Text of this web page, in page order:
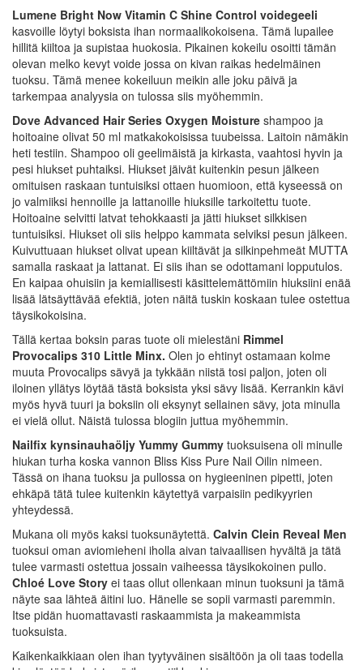
Lumene Bright Now Vitamin C Shine Control voidegeeli
kasvoille löytyi boksista ihan normaalikokoisena. Tämä lupailee
hillitä kiiltoa ja supistaa huokosia. Pikainen kokeilu osoitti tämän
olevan melko kevyt voide jossa on kivan raikas hedelmäinen
tuoksu. Tämä menee kokeiluun meikin alle joku päivä ja
tarkempaa analyysia on tulossa siis myöhemmin.
Dove Advanced Hair Series Oxygen Moisture shampoo ja
hoitoaine olivat 50 ml matkakokoisissa tuubeissa. Laitoin nämäkin
heti testiin. Shampoo oli geelimäistä ja kirkasta, vaahtosi hyvin ja
pesi hiukset puhtaiksi. Hiukset jäivät kuitenkin pesun jälkeen
omituisen raskaan tuntuisiksi ottaen huomioon, että kyseessä on
jo valmiiksi hennoille ja lattanoille hiuksille tarkoitettu tuote.
Hoitoaine selvitti latvat tehokkaasti ja jätti hiukset silkkisen
tuntuisiksi. Hiukset oli siis helppo kammata selviksi pesun jälkeen.
Kuivuttuaan hiukset olivat upean kiiltävät ja silkinpehmeät MUTTA
samalla raskaat ja lattanat. Ei siis ihan se odottamani lopputulos.
En kaipaa ohuisiin ja kemiallisesti käsittelemättömiin hiuksiini enää
lisää lätsäyttävää efektiä, joten näitä tuskin koskaan tulee ostettua
täysikokoisina.
Tällä kertaa boksin paras tuote oli mielestäni Rimmel
Provocalips 310 Little Minx. Olen jo ehtinyt ostamaan kolme
muuta Provocalips sävyä ja tykkään niistä tosi paljon, joten oli
iloinen yllätys löytää tästä boksista yksi sävy lisää. Kerrankin kävi
myös hyvä tuuri ja boksiin oli eksynyt sellainen sävy, jota minulla
ei vielä ollut. Näistä tulossa blogiin juttua myöhemmin.
Nailfix kynsinauhaöljy Yummy Gummy tuoksuisena oli minulle
hiukan turha koska vannon Bliss Kiss Pure Nail Oilin nimeen.
Tässä on ihana tuoksu ja pullossa on hygieeninen pipetti, joten
ehkäpä tätä tulee kuitenkin käytettyä varpaisiin pedikyyrien
yhteydessä.
Mukana oli myös kaksi tuoksunäytettä. Calvin Clein Reveal Men
tuoksui oman aviomieheni iholla aivan taivaallisen hyvältä ja tätä
tulee varmasti ostettua jossain vaiheessa täysikokoinen pullo.
Chloé Love Story ei taas ollut ollenkaan minun tuoksuni ja tämä
näyte saa lähteä äitini luo. Hänelle se sopii varmasti paremmin.
Itse pidän huomattavasti raskaammista ja makeammista
tuoksuista.
Kaikenkaikkiaan olen ihan tyytyväinen sisältöön ja oli taas todella